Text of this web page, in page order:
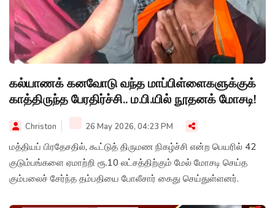
கல்யாணக் கனவோடு வந்த மாப்பிள்ளைகளுக்குக்
காத்திருந்த பேரதிர்ச்சி.. ம.பி.யில் நூதனக் மோசடி!
Christon 26 May 2026, 04:23 PM
மத்தியப் பிரதேசதில், கூட்டுத் திருமண நிகழ்ச்சி என்ற பெயரில் 42
குடும்பங்களை ஏமாற்றி ரூ.10 லட்சத்திற்கும் மேல் மோசடி செய்த
கும்பலைச் சேர்ந்த தம்பதியை போலீசார் கைது செய்துள்ளனர்.